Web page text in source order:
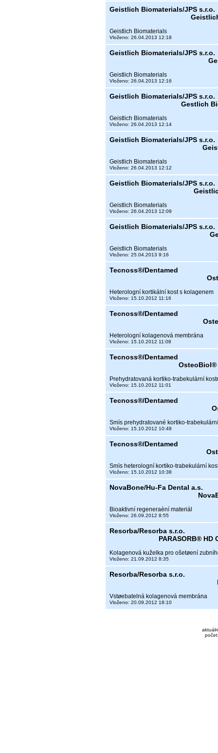
Geistlich Biomaterials/JPS s.r.o.
Geistlich Biomaterials
Vloženo: 26.04.2013 12:18
Geistlich Biomaterials/JPS s.r.o.
Geistlich Biomaterials
Vloženo: 26.04.2013 12:16
Geistlich Biomaterials/JPS s.r.o.
Gestlich
Geistlich Biomaterials
Vloženo: 26.04.2013 12:14
Geistlich Biomaterials/JPS s.r.o.
Geistlich Biomaterials
Vloženo: 26.04.2013 12:12
Geistlich Biomaterials/JPS s.r.o.
Geistlich Biomaterials
Vloženo: 26.04.2013 12:09
Geistlich Biomaterials/JPS s.r.o.
Geistlich Biomaterials
Vloženo: 25.04.2013 9:16
Tecnoss®/Dentamed
Heterologní kortikální kost s kolagenem
Vloženo: 15.10.2012 11:16
Tecnoss®/Dentamed
Heterologní kolagenová membrána
Vloženo: 15.10.2012 11:08
Tecnoss®/Dentamed
OsteoBiol®
Prehydratovaná kortiko-trabekulární
Vloženo: 15.10.2012 11:01
Tecnoss®/Dentamed
Smìs prehydratované kortiko-
Vloženo: 15.10.2012 10:48
Tecnoss®/Dentamed
Smìs heterologní kortiko-trabekulární
Vloženo: 15.10.2012 10:38
NovaBone/Hu-Fa Dental a.s.
Bioaktivní regeneraèní materiál
Vloženo: 26.09.2012 8:55
Resorba/Resorba s.r.o.
PARASORB® HD
Kolagenová kuželka pro ošetøení
Vloženo: 21.09.2012 8:35
Resorba/Resorba s.r.o.
Vstøebatelná kolagenová membrána
Vloženo: 20.09.2012 18:10